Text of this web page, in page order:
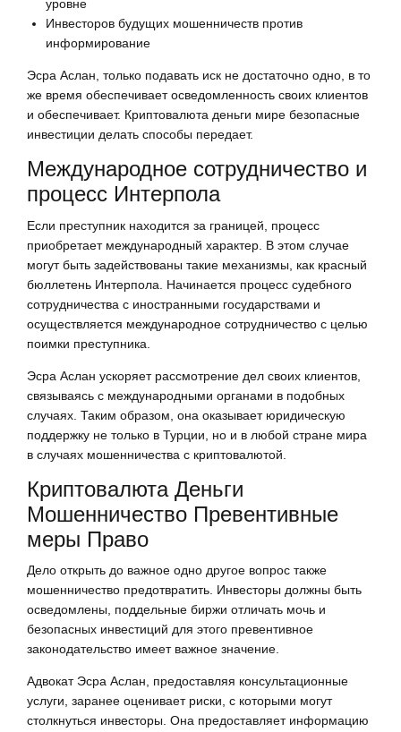
уровне
Инвесторов будущих мошенничеств против
информирование
Эсра Аслан, только подавать иск не достаточно одно, в то
же время обеспечивает осведомленность своих клиентов
и обеспечивает. Криптовалюта деньги мире безопасные
инвестиции делать способы передает.
Международное сотрудничество и
процесс Интерпола
Если преступник находится за границей, процесс
приобретает международный характер. В этом случае
могут быть задействованы такие механизмы, как красный
бюллетень Интерпола. Начинается процесс судебного
сотрудничества с иностранными государствами и
осуществляется международное сотрудничество с целью
поимки преступника.
Эсра Аслан ускоряет рассмотрение дел своих клиентов,
связываясь с международными органами в подобных
случаях. Таким образом, она оказывает юридическую
поддержку не только в Турции, но и в любой стране мира
в случаях мошенничества с криптовалютой.
Криптовалюта Деньги
Мошенничество Превентивные
меры Право
Дело открыть до важное одно другое вопрос также
мошенничество предотвратить. Инвесторы должны быть
осведомлены, поддельные биржи отличать мочь и
безопасных инвестиций для этого превентивное
законодательство имеет важное значение.
Адвокат Эсра Аслан, предоставляя консультационные
услуги, заранее оценивает риски, с которыми могут
столкнуться инвесторы. Она предоставляет информацию